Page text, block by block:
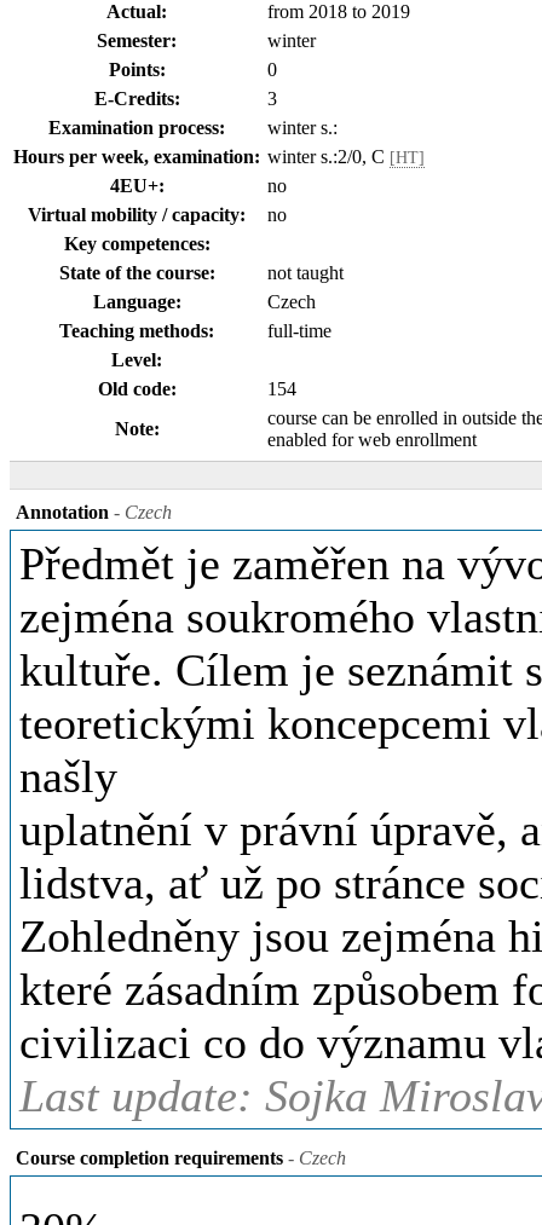
Actual:
from 2018 to 2019
Semester:
winter
Points:
0
E-Credits:
3
Examination process:
winter s.:
Hours per week, examination: winter s.:2/0, C [HT]
4EU+:
no
Virtual mobility / capacity:
no
Key competences:
State of the course:
not taught
Language:
Czech
Teaching methods:
full-time
Level:
Old code:
154
Note:
course can be enrolled in outside
enabled for web enrollment
Annotation - Czech
Předmět je zaměřen na
zejména soukromého
kultuře. Cílem je seznámit
teoretickými koncepcemi
našly
uplatnění v právní úpravě,
lidstva, ať už po stránce
Zohledněny jsou zejména
které zásadním způsobem
civilizaci co do významu
Last update: Sojka
Course completion requirements - Czech